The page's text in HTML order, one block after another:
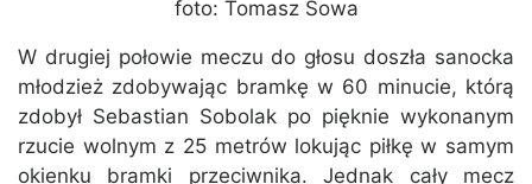
foto: Tomasz Sowa
W drugiej połowie meczu do głosu doszła sanocka
młodzież zdobywając bramkę w 60 minucie, którą
zdobył Sebastian Sobolak po pięknie wykonanym
rzucie wolnym z 25 metrów lokując piłkę w samym
okienku bramki przeciwnika. Jednak cały mecz